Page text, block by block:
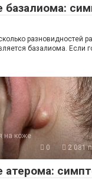
базалиома:
разновидностей
базалиома. Если
на коже
0
2 081
атерома: